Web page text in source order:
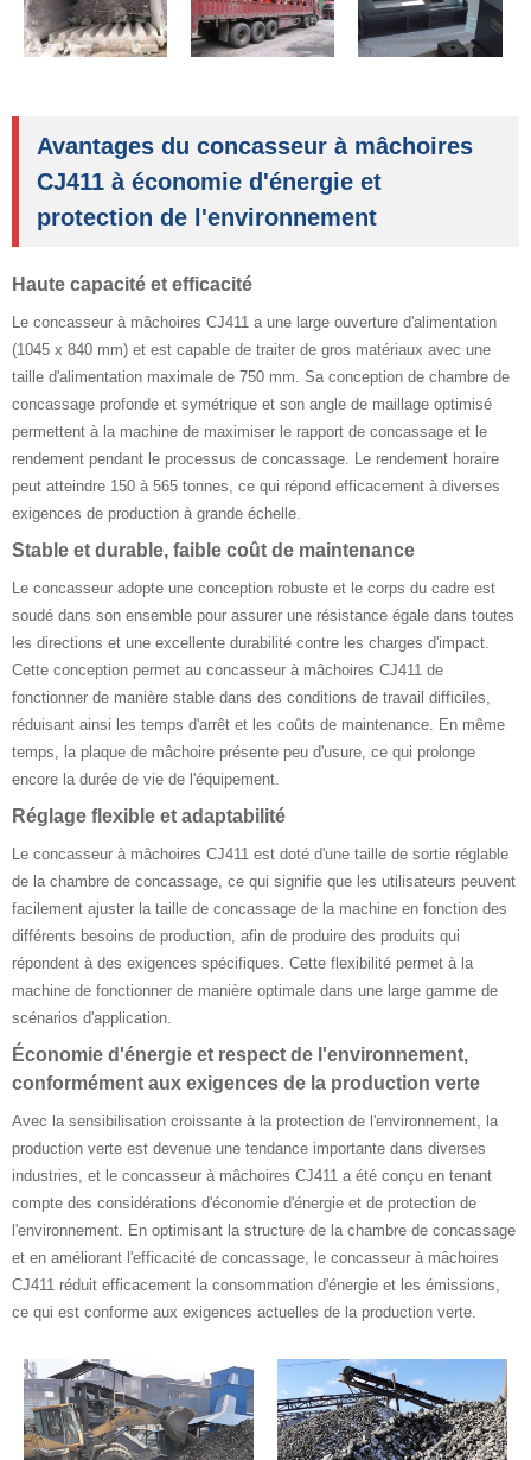
Avantages du concasseur à mâchoires
CJ411 à économie d'énergie et
protection de l'environnement
Haute capacité et efficacité
Le concasseur à mâchoires CJ411 a une large ouverture d'alimentation
(1045 x 840 mm) et est capable de traiter de gros matériaux avec une
taille d'alimentation maximale de 750 mm. Sa conception de chambre de
concassage profonde et symétrique et son angle de maillage optimisé
permettent à la machine de maximiser le rapport de concassage et le
rendement pendant le processus de concassage. Le rendement horaire
peut atteindre 150 à 565 tonnes, ce qui répond efficacement à diverses
exigences de production à grande échelle.
Stable et durable, faible coût de maintenance
Le concasseur adopte une conception robuste et le corps du cadre est
soudé dans son ensemble pour assurer une résistance égale dans toutes
les directions et une excellente durabilité contre les charges d'impact.
Cette conception permet au concasseur à mâchoires CJ411 de
fonctionner de manière stable dans des conditions de travail difficiles,
réduisant ainsi les temps d'arrêt et les coûts de maintenance. En même
temps, la plaque de mâchoire présente peu d'usure, ce qui prolonge
encore la durée de vie de l'équipement.
Réglage flexible et adaptabilité
Le concasseur à mâchoires CJ411 est doté d'une taille de sortie réglable
de la chambre de concassage, ce qui signifie que les utilisateurs peuvent
facilement ajuster la taille de concassage de la machine en fonction des
différents besoins de production, afin de produire des produits qui
répondent à des exigences spécifiques. Cette flexibilité permet à la
machine de fonctionner de manière optimale dans une large gamme de
scénarios d'application.
Économie d'énergie et respect de l'environnement,
conformément aux exigences de la production verte
Avec la sensibilisation croissante à la protection de l'environnement, la
production verte est devenue une tendance importante dans diverses
industries, et le concasseur à mâchoires CJ411 a été conçu en tenant
compte des considérations d'économie d'énergie et de protection de
l'environnement. En optimisant la structure de la chambre de concassage
et en améliorant l'efficacité de concassage, le concasseur à mâchoires
CJ411 réduit efficacement la consommation d'énergie et les émissions,
ce qui est conforme aux exigences actuelles de la production verte.